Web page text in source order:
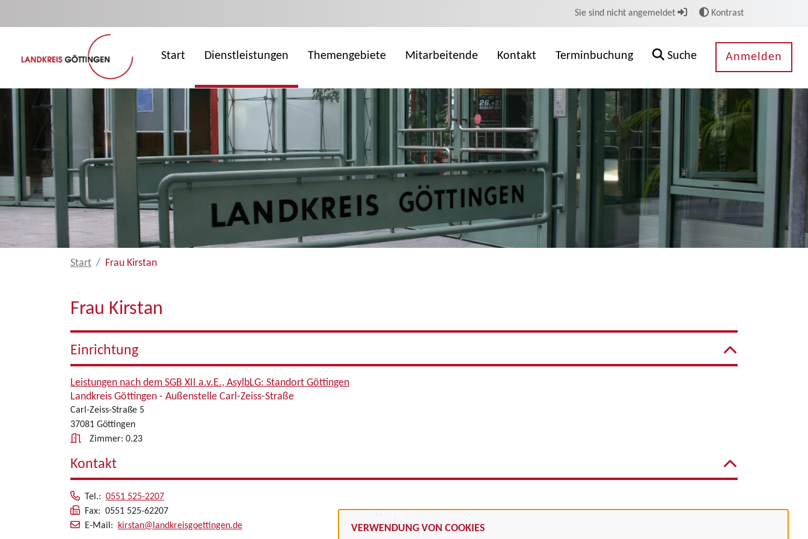
VERWENDUNG VON COOKIES
Sie sind nicht angemeldet Kontrast
Start Dienstleistungen Themengebiete Mitarbeitende Kontakt Terminbuchung Suche Anmelden
Start Frau Kirstan
Frau Kirstan
Einrichtung
Leistungen nach dem SGB XII a.v.E., AsylbLG: Standort Göttingen
Landkreis Göttingen - Außenstelle Carl-Zeiss-Straße
Carl-Zeiss-Straße 5
37081 Göttingen
Zimmer: 0.23
Kontakt
Tel.: 0551 525-2207
Fax: 0551 525-62207
E-Mail:
kirstan@landkreisgoettingen.de